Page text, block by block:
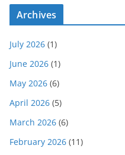
Archives
July 2026 (1)
June 2026 (1)
May 2026 (6)
April 2026 (5)
March 2026 (6)
February 2026 (11)